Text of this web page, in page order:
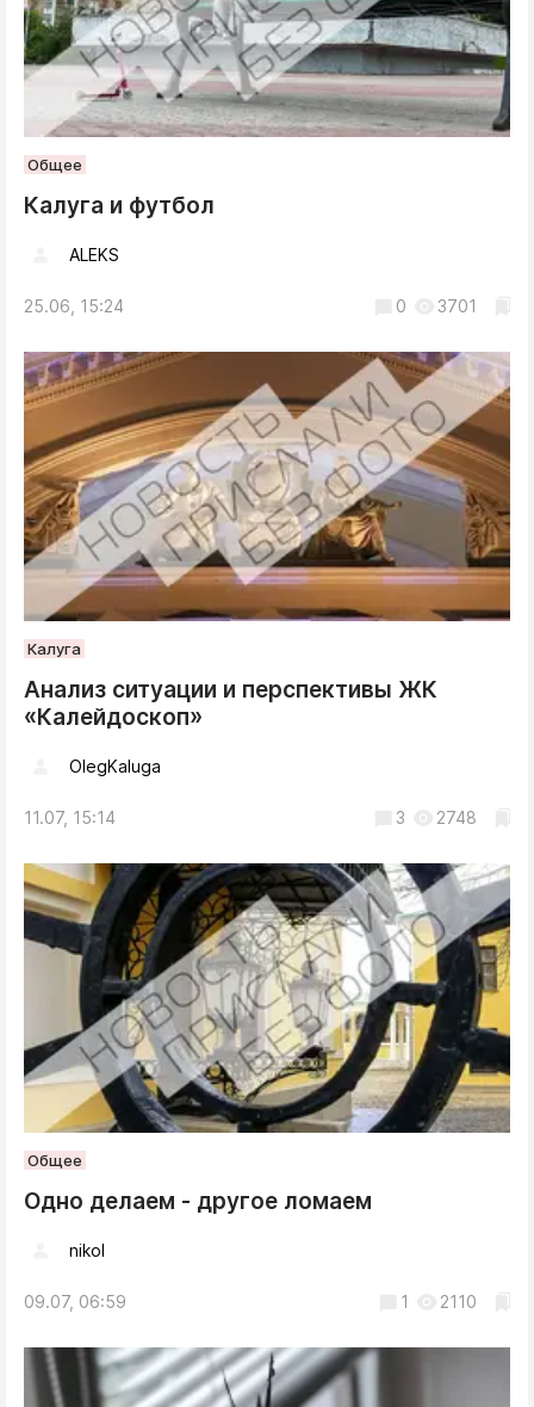
Общее
Калуга и футбол
ALEKS
25.06, 15:24 0 3701
Калуга
Анализ ситуации и перспективы ЖК
«Калейдоскоп»
OlegKaluga
11.07, 15:14 3 2748
Общее
Одно делаем - другое ломаем
nikol
09.07, 06:59 1 2110